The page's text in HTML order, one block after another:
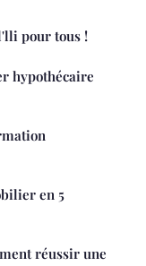
pour tous !
hypothécaire
en 5
réussir une